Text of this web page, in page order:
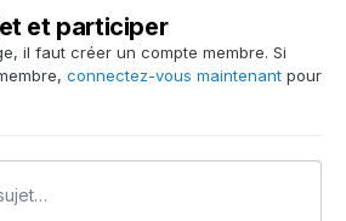
et participer
il faut créer un compte membre. Si
connectez-vous maintenant pour